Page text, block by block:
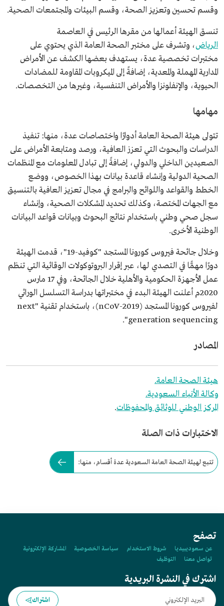
وقسم تحسين وتعزيز الصحة، وقسم البيئات والمجتمعات الصحية.
تنسق الهيئة أعمالها من مقرها الرئيس في العاصمة
الرياض، وتشرف على مختبر الصحة العامة الذي يحتوي على
مختبرات تخصصية عدة، يستهدف بعضها الكشف عن الأمراض
المدارية المهملة والمعدية، إضافةً إلى الميكروبات المقاومة للمضادات
الحيوية، والإنفلونزا والأمراض التنفسية، وغيرها من التخصصات.
مهامها
تتولى هيئة الصحة العامة أدوارًا واختصاصات عدة، منها: تنفيذ
الدراسات والبحوث التي تعزز العافية، ورصد ومتابعة الأمراض على
الصعيدين الداخلي والدولي، إضافةً إلى تبادل المعلومات مع المنظمات
الصحية الدولية وإنشاء قاعدة بيانات بهذا الخصوص، ووضع
الخطط والقواعد واللوائح والبرامج في مجال تعزيز العافية بالتنسيق
مع الجهات المختصة، وكذلك تحديد المشكلات الصحية، وإنشاء
سجل صحي وطني باستخدام نتائج البحوث وبيانات قواعد البيانات
الوطنية الأخرى.
وخلال جائحة فيروس كورونا المستجد "كوفيد-19"، قدمت الهيئة
دورًا مهمًّا في التصدي لها، عبر إقرار البروتوكولات الوقائية التي تنظم
عمل الأجهزة الحكومية والأهلية خلال الجائحة، وفي 17 مارس
2020م أعلنت الهيئة البدء في مختبراتها بدراسة التسلسل الوراثي
لفيروس كورونا المستجد (2019-nCoV)، باستخدام تقنية "next
generation sequencing".
المصادر
هيئة الصحة العامة.
وكالة الأنباء السعودية.
المركز الوطني للوثائق والمحفوظات.
الاختبارات ذات الصلة
تتبع لهيئة الصحة العامة السعودية عدة أقسام، منها:
تصفح
عن سعوديبيديا شروط الاستخدام سياسة الخصوصية
المشاركة الإلكترونية
تواصل معنا
التوظيف
اشترك في النشرة البريدية
اشتراك